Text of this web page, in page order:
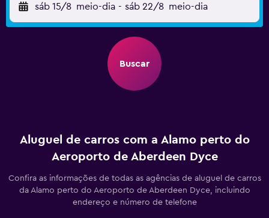
sáb 15/8 meio-dia - sáb 22/8 meio-dia
Buscar
Aluguel de carros com a Alamo perto do
Aeroporto de Aberdeen Dyce
Confira as informações de todas as agências de aluguel de carros
da Alamo perto do Aeroporto de Aberdeen Dyce, incluindo
endereço e número de telefone